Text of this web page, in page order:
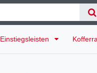
Einstiegsleisten